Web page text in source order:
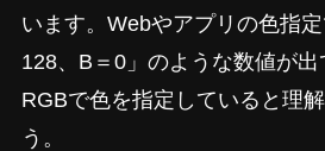
います。Webやアプリの色指
128、B＝0」のような数値が
RGBで色を指定していると理
う。